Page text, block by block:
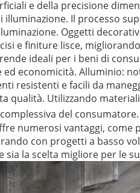
e della precisione
Il processo
Oggetti
e finiture lisce,
ideali per i beni di
economicità. Alluminio:
resistenti e facili da
qualità. Utilizzando
del consumatore.
numerosi vantaggi, come
con progetti a basso
la scelta migliore per le